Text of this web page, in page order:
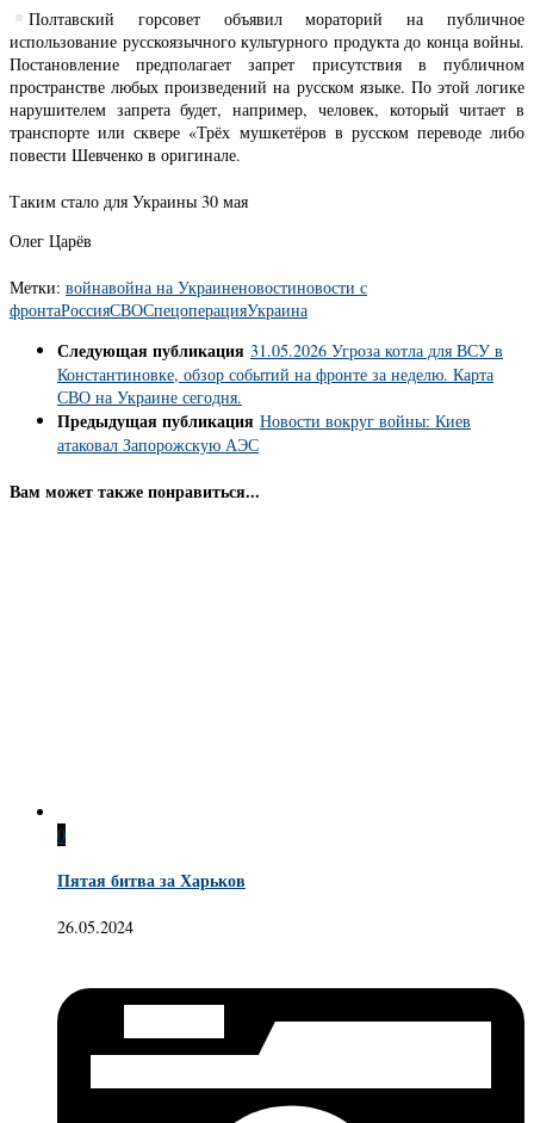
Полтавский горсовет объявил мораторий на публичное
использование русскоязычного культурного продукта до конца войны.
Постановление предполагает запрет присутствия в публичном
пространстве любых произведений на русском языке. По этой логике
нарушителем запрета будет, например, человек, который читает в
транспорте или сквере «Трёх мушкетёров в русском переводе либо
повести Шевченко в оригинале.
Таким стало для Украины 30 мая
Олег Царёв
Метки: войнавойна на Украиненовостиновости с
фронтаРоссияСВОСпецоперацияУкраина
Следующая публикация 31.05.2026 Угроза котла для ВСУ в
Константиновке, обзор событий на фронте за неделю. Карта
СВО на Украине сегодня.
Предыдущая публикация Новости вокруг войны: Киев
атаковал Запорожскую АЭС
Вам может также понравиться...
0
Пятая битва за Харьков
26.05.2024